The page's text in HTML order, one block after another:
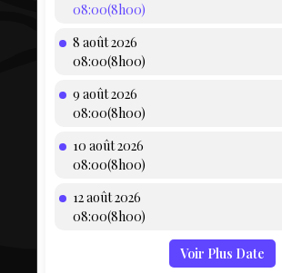
AEQ
08:00(8h00)
8 août 2026
08:00(8h00)
9 août 2026
08:00(8h00)
10 août 2026
08:00(8h00)
12 août 2026
08:00(8h00)
Voir Plus Date